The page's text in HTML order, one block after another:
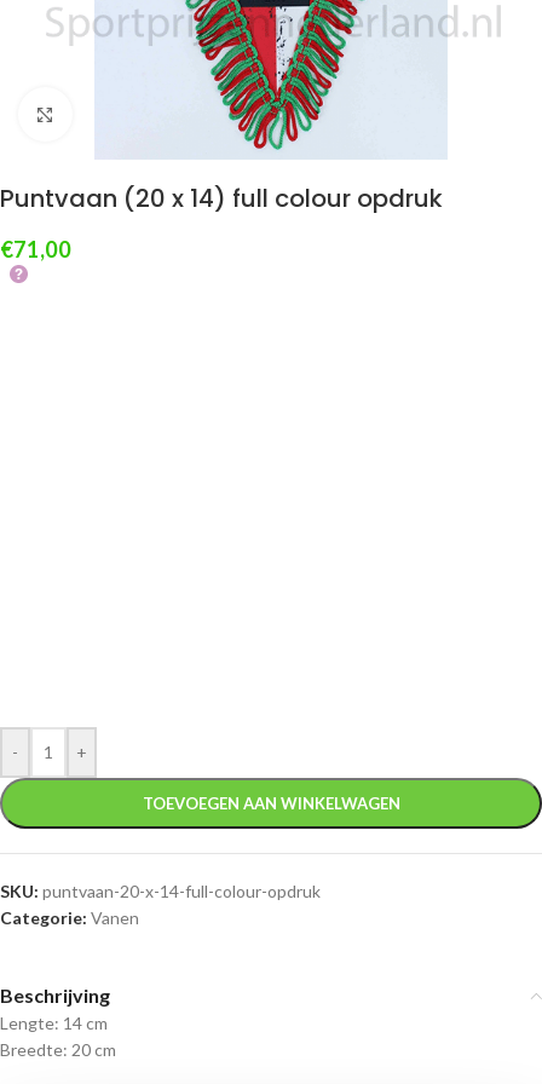
Puntvaan (20 x 14) full colour opdruk
€71,00
- +
TOEVOEGEN AAN WINKELWAGEN
SKU: puntvaan-20-x-14-full-colour-opdruk
Categorie: Vanen
Beschrijving
Lengte: 14 cm
Breedte: 20 cm